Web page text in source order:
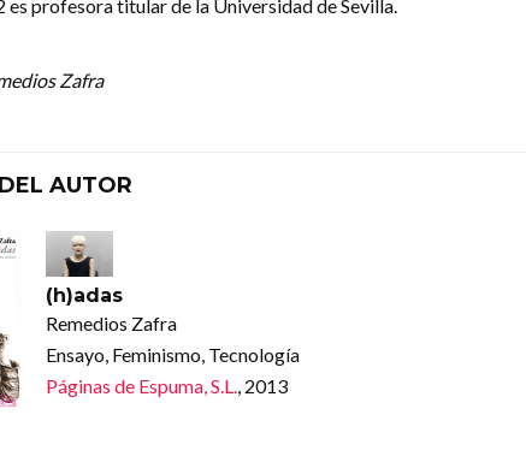
es profesora titular de la Universidad de Sevilla.
Zafra
AUTOR
(h)adas
Remedios Zafra
Ensayo, Feminismo, Tecnología
Páginas de Espuma, S.L.
, 2013